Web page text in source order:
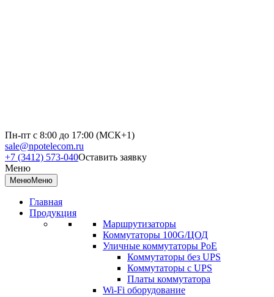
Пн-пт с 8:00 до 17:00 (МСК+1)
sale@npotelecom.ru
+7 (3412) 573-040Оставить заявку
Меню
МенюМеню
Главная
Продукция
Маршрутизаторы
Коммутаторы 100G/ЦОД
Уличные коммутаторы PoE
Коммутаторы без UPS
Коммутаторы с UPS
Платы коммутатора
Wi-Fi оборудование